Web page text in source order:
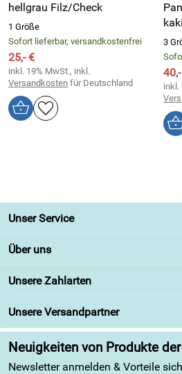
hellgrau Filz/Check
1 Größe
Sofort lieferbar, versandkostenfrei
25,- €
inkl. 19% MwSt., inkl.
Versandkosten für Deutschland
3
inkl.
Unser Service
Kontakt
Retourenabwicklung
Lieferbedingungen
Über uns
Unsere Bestseller
Angebote
Kundenbewertungen (313)
4,9/5*****
Unsere Zahlarten
Unsere Versandpartner
Neuigkeiten von Produkte
Newsletter anmelden & Vorteile